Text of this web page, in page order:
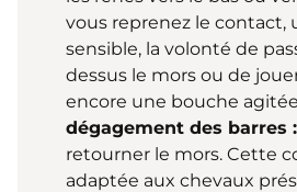
vous reprenez le contact,
sensible, la volonté de
dessus le mors ou de
encore une bouche
dégagement des barres :
retourner le mors. Cette
adaptée aux chevaux